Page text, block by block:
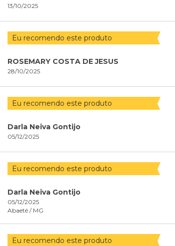
13/10/2025
Eu recomendo este produto
ROSEMARY COSTA DE JESUS
28/10/2025
Eu recomendo este produto
Darla Neiva Gontijo
05/12/2025
Eu recomendo este produto
Darla Neiva Gontijo
05/12/2025
Abaeté / MG
Eu recomendo este produto